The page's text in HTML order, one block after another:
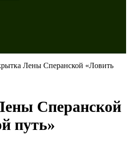
Лены Сперанской «Ловить
Сперанской
путь»